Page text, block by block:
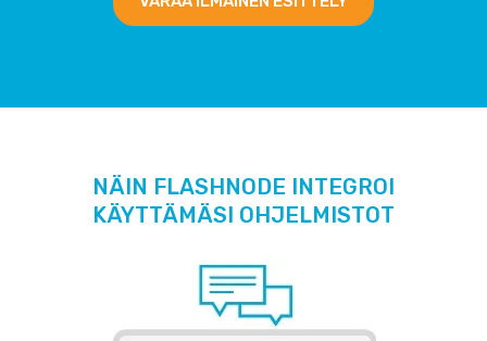
NÄIN FLASHNODE INTEGROI
KÄYTTÄMÄSI OHJELMISTOT